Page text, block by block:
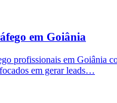
em Goiânia
profissionais em Goiânia
em gerar leads…